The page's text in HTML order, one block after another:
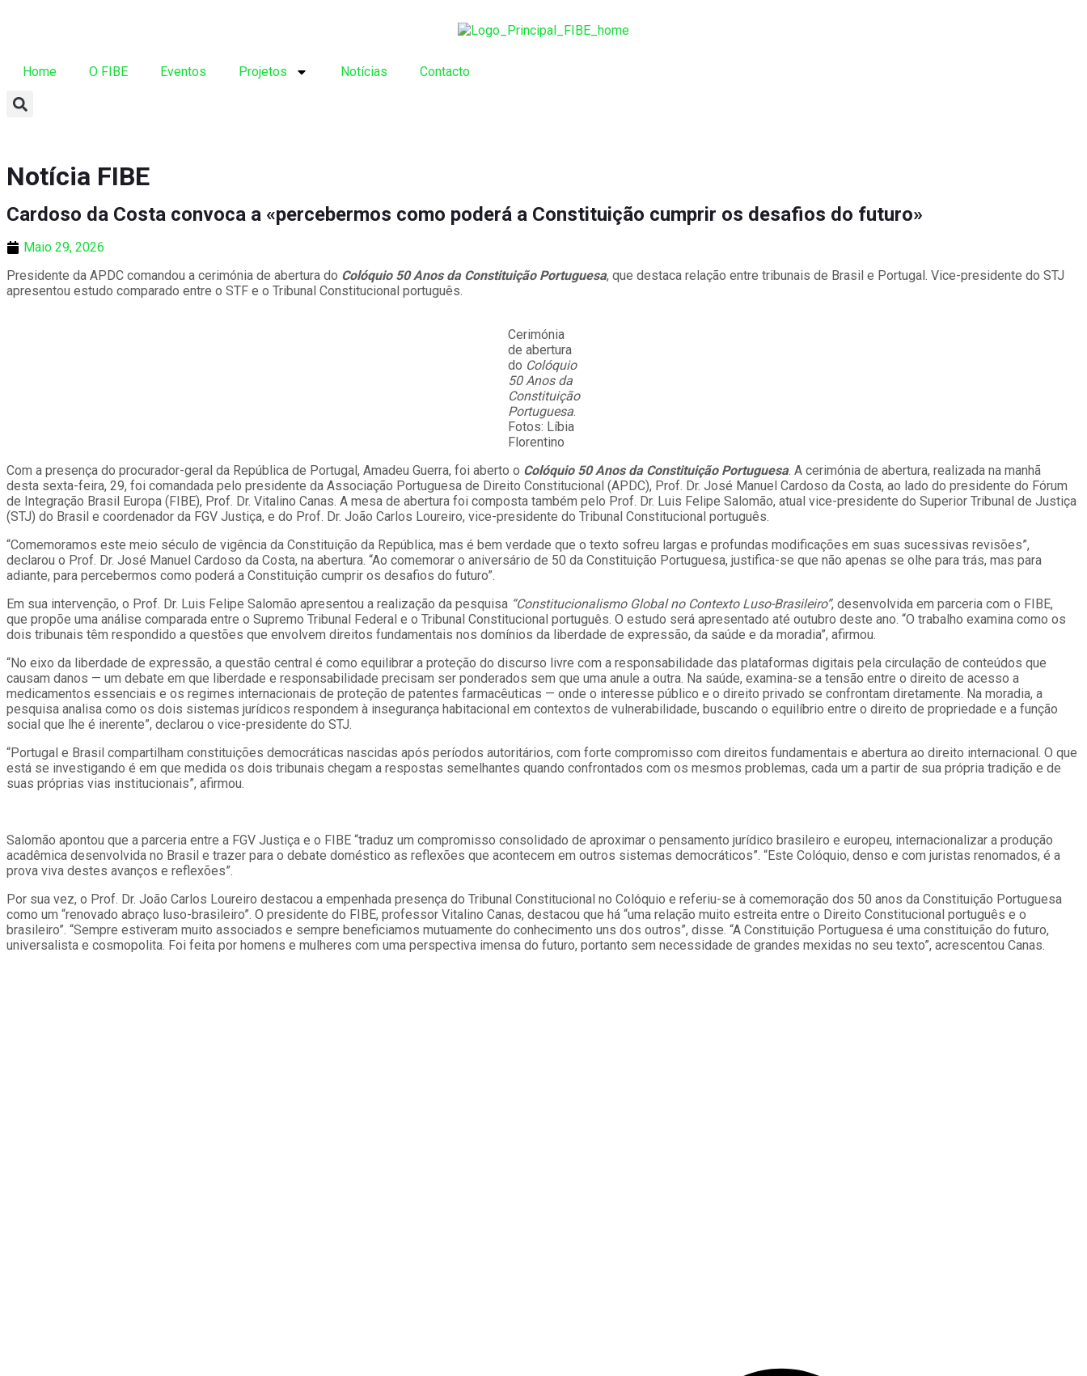
Home O FIBE Eventos Projetos Notícias Contacto
Notícia FIBE
Cardoso da Costa convoca a «percebermos como poderá a Constituição cumprir os desafios do futuro»
Maio 29, 2026
Presidente da APDC comandou a cerimónia de abertura do Colóquio 50 Anos da Constituição Portuguesa, que destaca relação entre tribunais de Brasil e Portugal. Vice-presidente do STJ
apresentou estudo comparado entre o STF e o Tribunal Constitucional português.
Cerimónia
de abertura
do Colóquio
50 Anos da
Constituição
Portuguesa.
Fotos: Líbia
Florentino
Com a presença do procurador-geral da República de Portugal, Amadeu Guerra, foi aberto o Colóquio 50 Anos da Constituição Portuguesa. A cerimónia de abertura, realizada na manhã
desta sexta-feira, 29, foi comandada pelo presidente da Associação Portuguesa de Direito Constitucional (APDC), Prof. Dr. José Manuel Cardoso da Costa, ao lado do presidente do Fórum
de Integração Brasil Europa (FIBE), Prof. Dr. Vitalino Canas. A mesa de abertura foi composta também pelo Prof. Dr. Luis Felipe Salomão, atual vice-presidente do Superior Tribunal de Justiça
(STJ) do Brasil e coordenador da FGV Justiça, e do Prof. Dr. João Carlos Loureiro, vice-presidente do Tribunal Constitucional português.
“Comemoramos este meio século de vigência da Constituição da República, mas é bem verdade que o texto sofreu largas e profundas modificações em suas sucessivas revisões”,
declarou o Prof. Dr. José Manuel Cardoso da Costa, na abertura. “Ao comemorar o aniversário de 50 da Constituição Portuguesa, justifica-se que não apenas se olhe para trás, mas para
adiante, para percebermos como poderá a Constituição cumprir os desafios do futuro”.
Em sua intervenção, o Prof. Dr. Luis Felipe Salomão apresentou a realização da pesquisa “Constitucionalismo Global no Contexto Luso-Brasileiro”, desenvolvida em parceria com o FIBE,
que propõe uma análise comparada entre o Supremo Tribunal Federal e o Tribunal Constitucional português. O estudo será apresentado até outubro deste ano. “O trabalho examina como os
dois tribunais têm respondido a questões que envolvem direitos fundamentais nos domínios da liberdade de expressão, da saúde e da moradia”, afirmou.
“No eixo da liberdade de expressão, a questão central é como equilibrar a proteção do discurso livre com a responsabilidade das plataformas digitais pela circulação de conteúdos que
causam danos — um debate em que liberdade e responsabilidade precisam ser ponderados sem que uma anule a outra. Na saúde, examina-se a tensão entre o direito de acesso a
medicamentos essenciais e os regimes internacionais de proteção de patentes farmacêuticas — onde o interesse público e o direito privado se confrontam diretamente. Na moradia, a
pesquisa analisa como os dois sistemas jurídicos respondem à insegurança habitacional em contextos de vulnerabilidade, buscando o equilíbrio entre o direito de propriedade e a função
social que lhe é inerente”, declarou o vice-presidente do STJ.
“Portugal e Brasil compartilham constituições democráticas nascidas após períodos autoritários, com forte compromisso com direitos fundamentais e abertura ao direito internacional. O que
está se investigando é em que medida os dois tribunais chegam a respostas semelhantes quando confrontados com os mesmos problemas, cada um a partir de sua própria tradição e de
suas próprias vias institucionais”, afirmou.
Salomão apontou que a parceria entre a FGV Justiça e o FIBE “traduz um compromisso consolidado de aproximar o pensamento jurídico brasileiro e europeu, internacionalizar a produção
acadêmica desenvolvida no Brasil e trazer para o debate doméstico as reflexões que acontecem em outros sistemas democráticos”. “Este Colóquio, denso e com juristas renomados, é a
prova viva destes avanços e reflexões”.
Por sua vez, o Prof. Dr. João Carlos Loureiro destacou a empenhada presença do Tribunal Constitucional no Colóquio e referiu-se à comemoração dos 50 anos da Constituição Portuguesa
como um “renovado abraço luso-brasileiro”. O presidente do FIBE, professor Vitalino Canas, destacou que há “uma relação muito estreita entre o Direito Constitucional português e o
brasileiro”. “Sempre estiveram muito associados e sempre beneficiamos mutuamente do conhecimento uns dos outros”, disse. “A Constituição Portuguesa é uma constituição do futuro,
universalista e cosmopolita. Foi feita por homens e mulheres com uma perspectiva imensa do futuro, portanto sem necessidade de grandes mexidas no seu texto”, acrescentou Canas.